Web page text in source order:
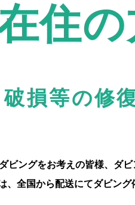
住の
損等の修
ビングをお考えの皆様、ダ
、全国から配送にてダビン